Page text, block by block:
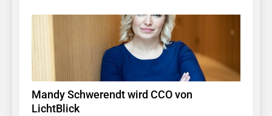
Mandy Schwerendt wird CCO von
LichtBlick